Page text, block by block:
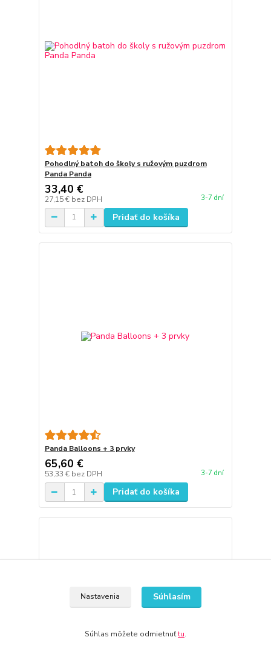
Pohodlný batoh do školy s ružovým puzdrom
Panda Panda
33,40 €
27,15 € bez DPH 3-7 dní
Pridať do košíka
Panda Balloons + 3 prvky
65,60 €
53,33 € bez DPH 3-7 dní
Pridať do košíka
Nastavenia Súhlasím
Súhlas môžete odmietnuťtu.